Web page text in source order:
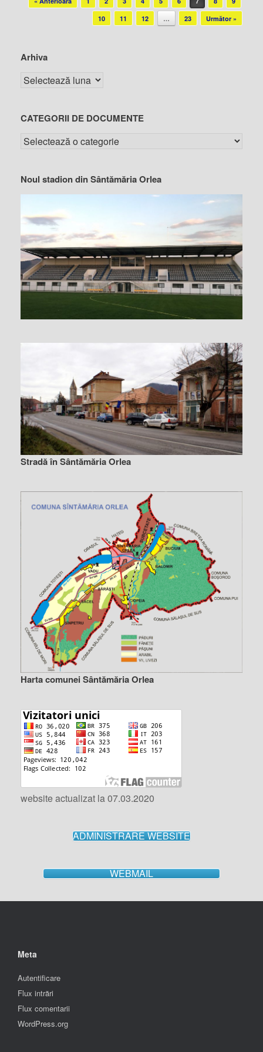
10
11 12 … 23 Următor »
Arhiva
CATEGORII DE DOCUMENTE
Noul stadion din Sântămăria Orlea
Stradă în Sântămăria Orlea
Harta comunei Sântămăria Orlea
website actualizat la 07.03.2020
ADMINISTRARE WEBSITE
WEBMAIL
Meta
Autentificare
Flux intrări
Flux comentarii
WordPress.org